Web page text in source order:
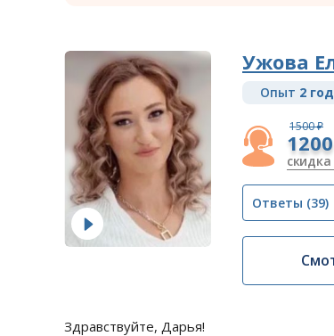
Ужова
Опыт 2
1500 ₽
Ответы (39)
Здравствуйте, Дарья!